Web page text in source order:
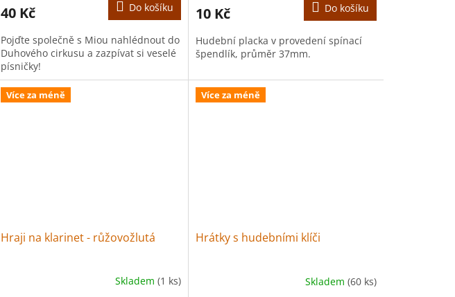
40 Kč Do košíku
Pojďte společně s Miou nahlédnout do
Duhového cirkusu a zazpívat si veselé
písničky!
10 Kč Do košíku
Hudební placka v provedení spínací
špendlík, průměr 37mm.
Více za méně
Hraji na klarinet - růžovožlutá
Skladem (1 ks)
Více za méně
Hrátky s hudebními klíči
Skladem (60 ks)